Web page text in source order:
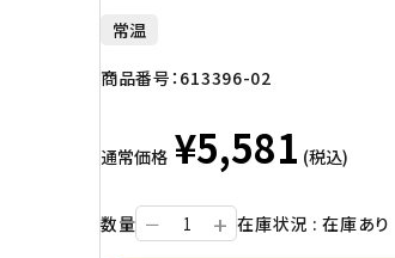
常温
商品番号： 613396-02
通常価格 ¥5,581 (税込)
数量 ー + 在庫状況 : 在庫あり